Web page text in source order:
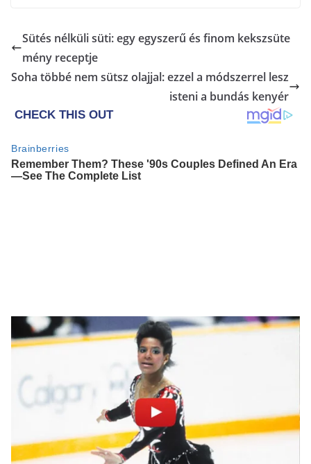
Sütés nélküli süti: egy egyszerű és finom kekszsüte
mény receptje
Soha többé nem sütsz olajjal: ezzel a módszerrel lesz
isteni a bundás kenyér